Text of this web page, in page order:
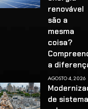
renovável
são a
mesma
coisa?
a
AGOSTO 4, 2026
de